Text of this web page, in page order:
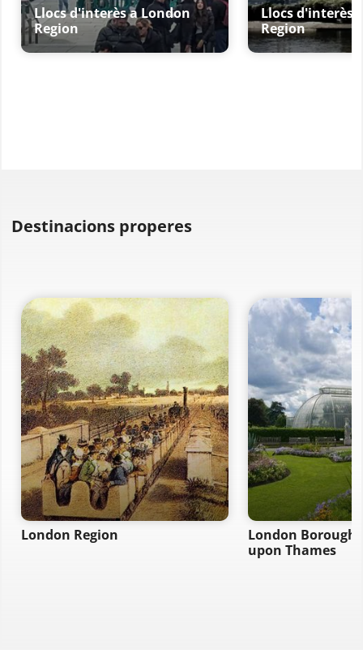
Llocs d'interès a London
Region
Llocs d'interès
Region
Destinacions properes
London Region
London Borough
upon Thames